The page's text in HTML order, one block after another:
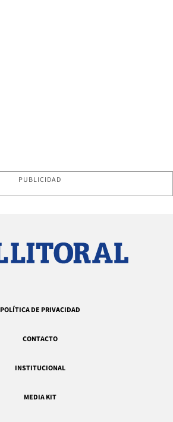
PUBLICIDAD
POLÍTICA DE PRIVACIDAD
CONTACTO
INSTITUCIONAL
MEDIA KIT